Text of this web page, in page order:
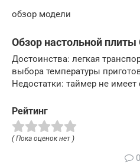
обзор модели
Обзор настольной плиты
Достоинства: легкая
выбора температуры
Недостатки: таймер не
Рейтинг
( Пока оценок нет )
0